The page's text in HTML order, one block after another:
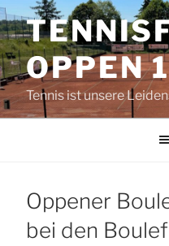
Zum
Inhalt
springen
OPPEN
Tennis ist unsere
Oppener
bei den